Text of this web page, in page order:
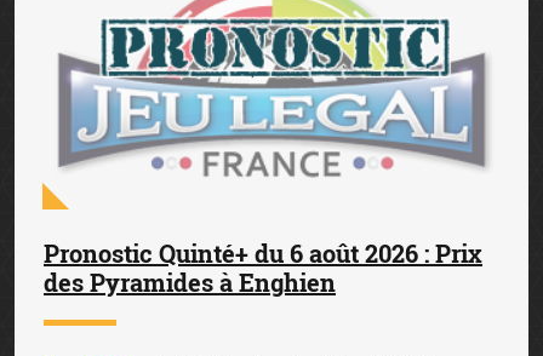
Pronostic Quinté+ du 6 août 2026 : Prix
des Pyramides à Enghien